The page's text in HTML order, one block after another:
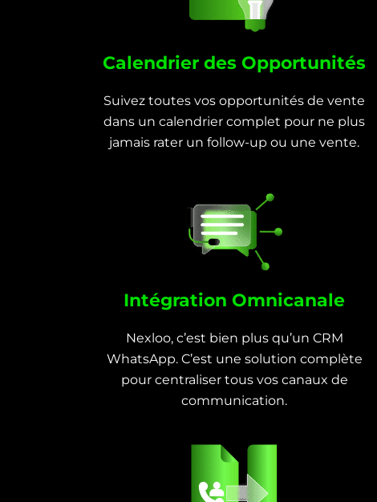
Calendrier des Opportunités
Suivez toutes vos opportunités de vente
dans un calendrier complet pour ne plus
jamais rater un follow-up ou une vente.
Intégration Omnicanale
Nexloo, c’est bien plus qu’un CRM
WhatsApp. C’est une solution complète
pour centraliser tous vos canaux de
communication.